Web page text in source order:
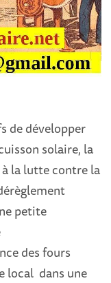
de développer
solaire, la
la lutte contre la
petite
des fours
local dans une